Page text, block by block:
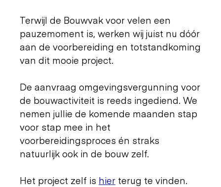
Terwijl de Bouwvak voor velen een
pauzemoment is, werken wij juist nu dóór
aan de voorbereiding en totstandkoming
van dit mooie project.
De aanvraag omgevingsvergunning voor
de bouwactiviteit is reeds ingediend. We
nemen jullie de komende maanden stap
voor stap mee in het
voorbereidingsproces én straks
natuurlijk ook in de bouw zelf.
Het project zelf is hier terug te vinden.